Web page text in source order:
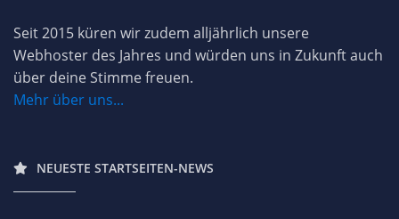
Seit 2015 küren wir zudem alljährlich unsere
Webhoster des Jahres und würden uns in Zukunft auch
über deine Stimme freuen.
Mehr über uns...
NEUESTE STARTSEITEN-NEWS